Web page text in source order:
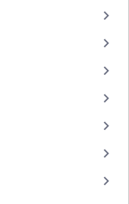
keyboard_arrow_right
keyboard_arrow_right
keyboard_arrow_right
keyboard_arrow_right
keyboard_arrow_right
keyboard_arrow_right
keyboard_arrow_right